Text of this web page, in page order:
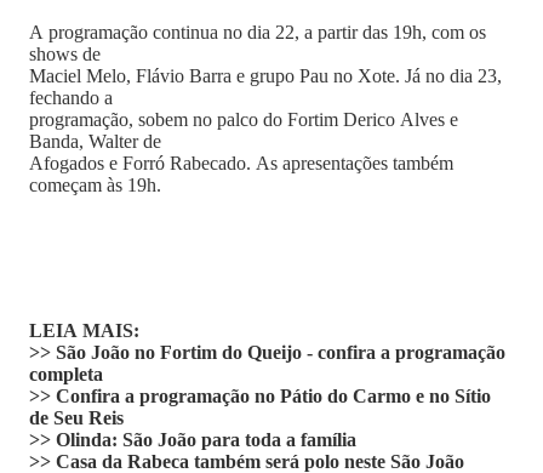
A programação continua no dia 22, a partir das 19h, com os
shows de
Maciel Melo, Flávio Barra e grupo Pau no Xote. Já no dia 23,
fechando a
programação, sobem no palco do Fortim Derico Alves e
Banda, Walter de
Afogados e Forró Rabecado. As apresentações também
começam às 19h.
LEIA MAIS:
>> São João no Fortim do Queijo - confira a programação
completa
>> Confira a programação no Pátio do Carmo e no Sítio
de Seu Reis
>> Olinda: São João para toda a família
>> Casa da Rabeca também será polo neste São João